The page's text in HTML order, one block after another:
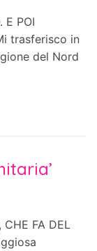
E POI
trasferisco in
del Nord
CHE FA DEL